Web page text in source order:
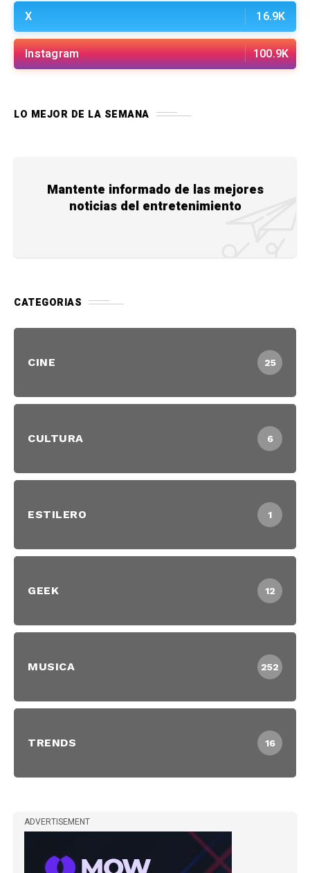
X 16.9K
Instagram 100.9K
LO MEJOR DE LA SEMANA
Mantente informado de las mejores
noticias del entretenimiento
CATEGORIAS
CINE 25
CULTURA 6
ESTILERO 1
GEEK 12
MUSICA 252
TRENDS 16
ADVERTISEMENT